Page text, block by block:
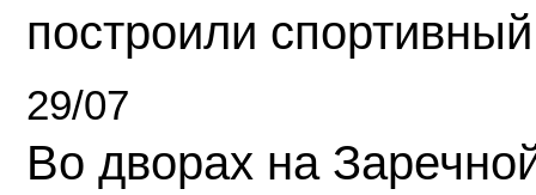
построили
29/07
Во дворах на